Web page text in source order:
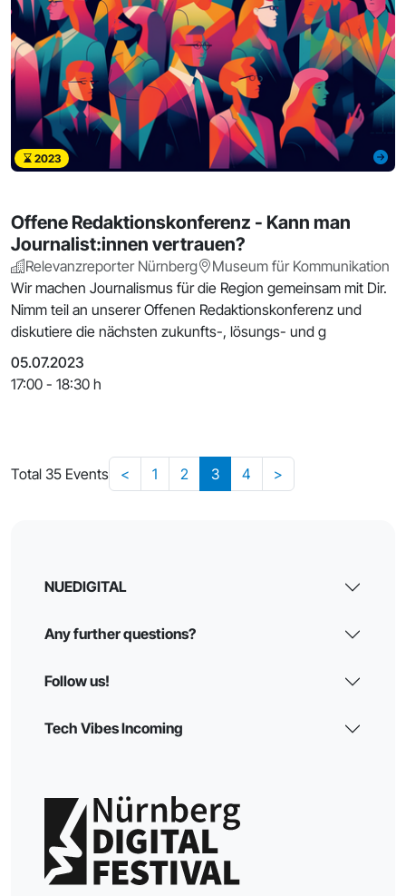
2023
Offene Redaktionskonferenz - Kann man
Journalist:innen vertrauen?
Relevanzreporter Nürnberg
Museum für Kommunikation
Wir machen Journalismus für die Region gemeinsam mit Dir.
Nimm teil an unserer Offenen Redaktionskonferenz und
diskutiere die nächsten zukunfts-, lösungs- und g
05.07.2023
17:00 - 18:30 h
Total 35 Events < 1 2 3 4 >
NUEDIGITAL
Any further questions?
Follow us!
Tech Vibes Incoming